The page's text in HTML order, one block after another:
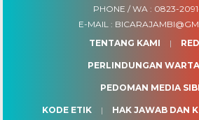
PHONE / WA : 0823-
E-MAIL :
TENTANG KAMI
PERLINDUNGAN
PEDOMAN MEDIA
KODE ETIK HAK JAWAB DAN